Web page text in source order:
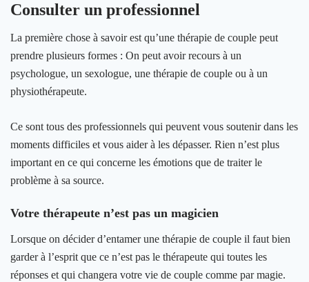
Consulter un professionnel
La première chose à savoir est qu’une thérapie de couple peut
prendre plusieurs formes : On peut avoir recours à un
psychologue, un sexologue, une thérapie de couple ou à un
physiothérapeute.
Ce sont tous des professionnels qui peuvent vous soutenir dans les
moments difficiles et vous aider à les dépasser. Rien n’est plus
important en ce qui concerne les émotions que de traiter le
problème à sa source.
Votre thérapeute n’est pas un magicien
Lorsque on décider d’entamer une thérapie de couple il faut bien
garder à l’esprit que ce n’est pas le thérapeute qui toutes les
réponses et qui changera votre vie de couple comme par magie.